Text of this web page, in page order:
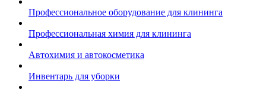
Профессиональное оборудование для клининга
Профессиональная химия для клининга
Автохимия и автокосметика
Инвентарь для уборки